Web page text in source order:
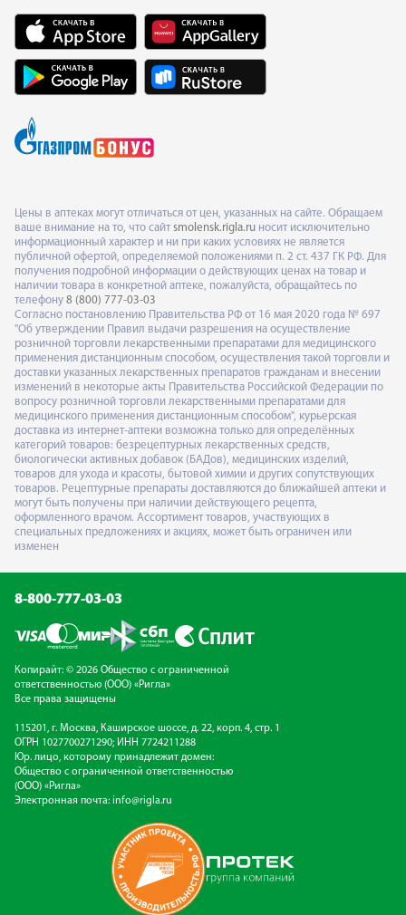
Цены в аптеках могут отличаться от цен, указанных на сайте. Обращаем
ваше внимание на то, что сайт smolensk.rigla.ru носит исключительно
информационный характер и ни при каких условиях не является
публичной офертой, определяемой положениями п. 2 ст. 437 ГК РФ. Для
получения подробной информации о действующих ценах на товар и
наличии товара в конкретной аптеке, пожалуйста, обращайтесь по
телефону 8 (800) 777-03-03
Согласно постановлению Правительства РФ от 16 мая 2020 года № 697
"Об утверждении Правил выдачи разрешения на осуществление
розничной торговли лекарственными препаратами для медицинского
применения дистанционным способом, осуществления такой торговли и
доставки указанных лекарственных препаратов гражданам и внесении
изменений в некоторые акты Правительства Российской Федерации по
вопросу розничной торговли лекарственными препаратами для
медицинского применения дистанционным способом", курьерская
доставка из интернет-аптеки возможна только для определённых
категорий товаров: безрецептурных лекарственных средств,
биологически активных добавок (БАДов), медицинских изделий,
товаров для ухода и красоты, бытовой химии и других сопутствующих
товаров. Рецептурные препараты доставляются до ближайшей аптеки и
могут быть получены при наличии действующего рецепта,
оформленного врачом. Ассортимент товаров, участвующих в
специальных предложениях и акциях, может быть ограничен или
изменен
8-800-777-03-03
Копирайт: © 2026 Общество с ограниченной
ответственностью (ООО) «Ригла»
Все права защищены
115201, г. Москва, Каширское шоссе, д. 22, корп. 4, стр. 1
ОГРН 1027700271290; ИНН 7724211288
Юр. лицо, которому принадлежит домен:
Общество с ограниченной ответственностью
(ООО) «Ригла»
Электронная почта: info@rigla.ru